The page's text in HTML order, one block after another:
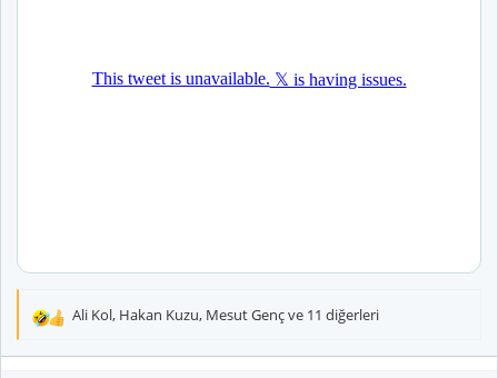
T
Ali Kol, Hakan Kuzu, Mesut Gençve 11 diğerleri